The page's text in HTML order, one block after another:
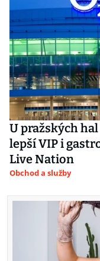
U pražských
lepší VIP i
Live Nation
Obchod a služby